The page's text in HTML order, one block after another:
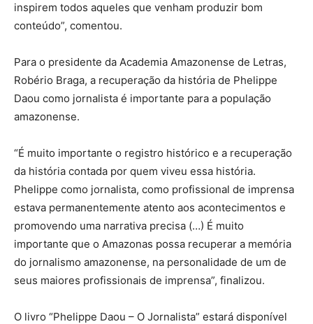
inspirem todos aqueles que venham produzir bom
conteúdo”, comentou.
Para o presidente da Academia Amazonense de Letras,
Robério Braga, a recuperação da história de Phelippe
Daou como jornalista é importante para a população
amazonense.
“É muito importante o registro histórico e a recuperação
da história contada por quem viveu essa história.
Phelippe como jornalista, como profissional de imprensa
estava permanentemente atento aos acontecimentos e
promovendo uma narrativa precisa (…) É muito
importante que o Amazonas possa recuperar a memória
do jornalismo amazonense, na personalidade de um de
seus maiores profissionais de imprensa”, finalizou.
O livro “Phelippe Daou – O Jornalista” estará disponível